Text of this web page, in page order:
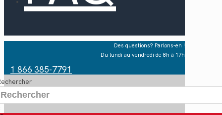
Des questions? Parlons-en !
Du lundi au vendredi de 8h à 17h
1 866 385-7791